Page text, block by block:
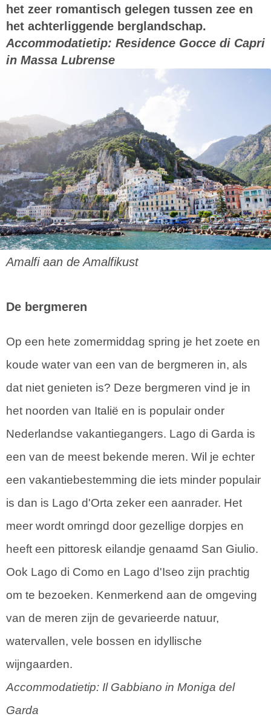
het zeer romantisch gelegen tussen zee en
het achterliggende berglandschap.
Accommodatietip: Residence Gocce di Capri
in Massa Lubrense
Amalfi aan de Amalfikust
De bergmeren
Op een hete zomermiddag spring je het zoete en
koude water van een van de bergmeren in, als
dat niet genieten is? Deze bergmeren vind je in
het noorden van Italië en is populair onder
Nederlandse vakantiegangers. Lago di Garda is
een van de meest bekende meren. Wil je echter
een vakantiebestemming die iets minder populair
is dan is Lago d'Orta zeker een aanrader. Het
meer wordt omringd door gezellige dorpjes en
heeft een pittoresk eilandje genaamd San Giulio.
Ook Lago di Como en Lago d'Iseo zijn prachtig
om te bezoeken. Kenmerkend aan de omgeving
van de meren zijn de gevarieerde natuur,
watervallen, vele bossen en idyllische
wijngaarden.
Accommodatietip: Il Gabbiano in Moniga del
Garda